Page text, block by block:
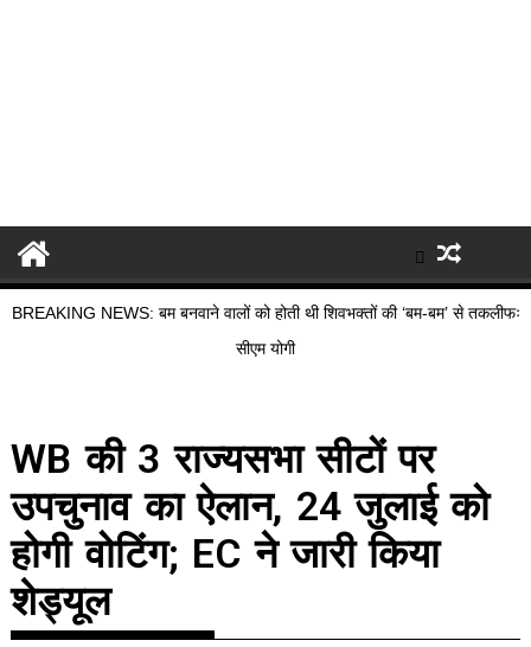
BREAKING NEWS: बम बनवाने वालों को होती थी शिवभक्तों की ‘बम-बम’ से तकलीफः
सीएम योगी
WB की 3 राज्यसभा सीटों पर
उपचुनाव का ऐलान, 24 जुलाई को
होगी वोटिंग; EC ने जारी किया
शेड्यूल